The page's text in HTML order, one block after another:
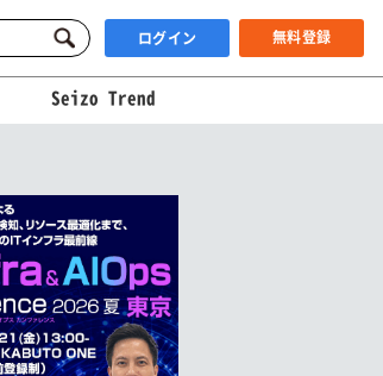
ログイン 無料登録
Seizo Trend